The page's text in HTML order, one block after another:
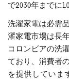
で2030年までに
洗濯家電は必需
濯家電市場は長
コロンビアの洗
ており、消費者
を提供していま